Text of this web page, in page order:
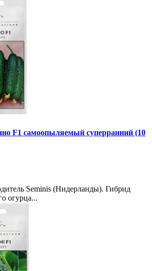
F1 самоопыляемый суперранний (10
Seminis (Нидерланды). Гибрид
огурца...